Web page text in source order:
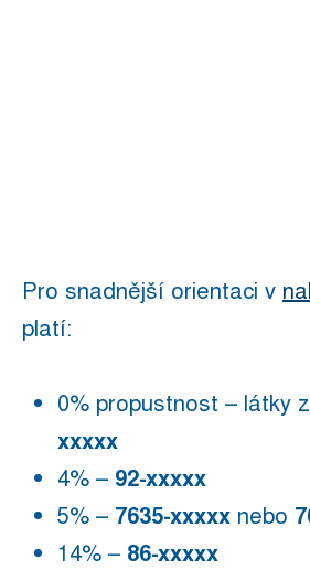
Pro snadnější orientaci v
platí:
0% propustnost – látky
xxxxx
4% – 92-xxxxx
5% – 7635-xxxxx nebo
14% – 86-xxxxx